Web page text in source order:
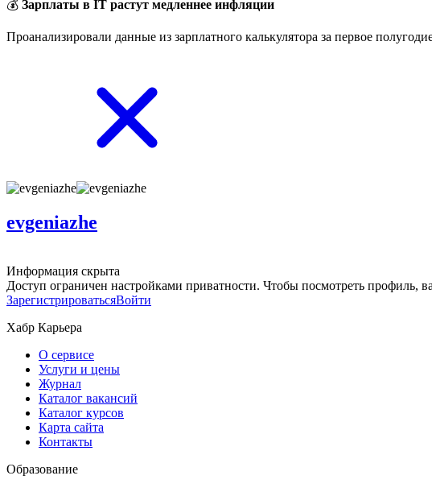
💰 Зарплаты в IT растут медленнее инфляции
Проанализировали данные из зарплатного калькулятора за первое
evgeniazhe
Информация скрыта
Доступ ограничен настройками приватности. Чтобы посмотреть профиль,
ЗарегистрироватьсяВойти
Хабр Карьера
О сервисе
Услуги и цены
Журнал
Каталог вакансий
Каталог курсов
Карта сайта
Контакты
Образование